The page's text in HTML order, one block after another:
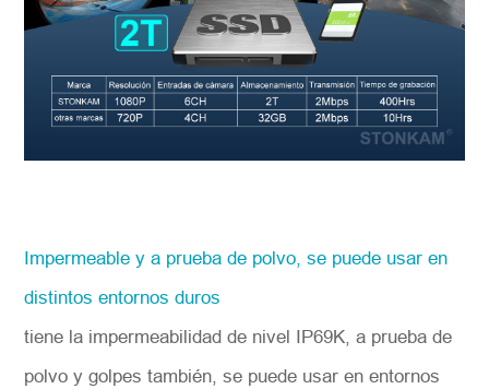
Impermeable y a prueba de polvo, se puede usar en
distintos entornos duros
tiene la impermeabilidad de nivel IP69K, a prueba de
polvo y golpes también, se puede usar en entornos